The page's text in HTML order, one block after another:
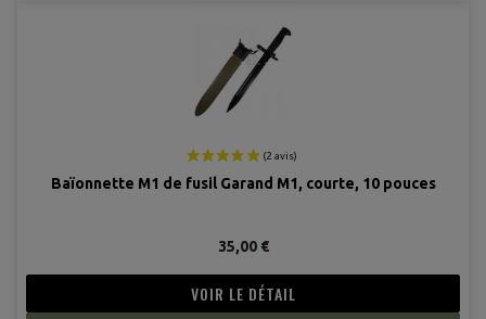
Baïonnette M1 de fusil Garand M1, courte, 10 pouces
35,00 €
VOIR LE DÉTAIL